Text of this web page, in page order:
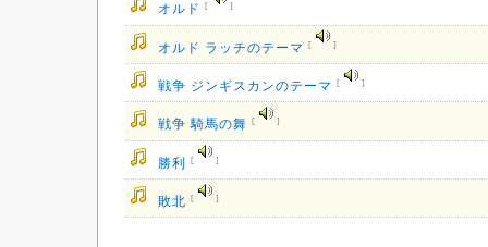
オルド [ ]
オルド ラッチのテーマ [ ]
戦争 ジンギスカンのテーマ [ ]
戦争 騎馬の舞 [ ]
勝利 [ ]
敗北 [ ]